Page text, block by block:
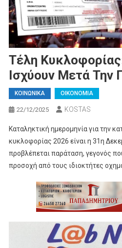
Τέλη
Ισχύουν Μετά Την
ΚΟΙΝΩΝΙΚΑ ΟΙΚΟΝΟΜΙΑ
22/12/2025 KOSTAS
Καταληκτική ημερομηνία για την
κυκλοφορίας 2026 είναι η 31η
προβλέπεται παράταση, γεγονός
προσοχή από τους ιδιοκτήτες